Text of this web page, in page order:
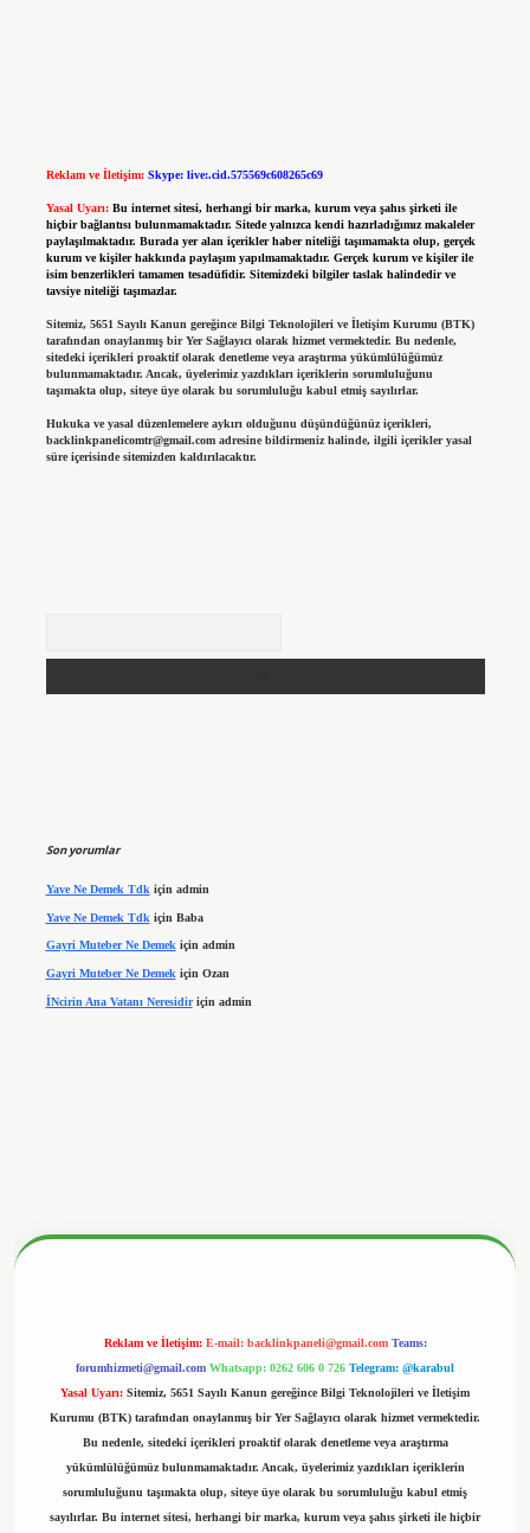
Reklam ve İletişim: Skype: live:.cid.575569c608265c69
Yasal Uyarı: Bu internet sitesi, herhangi bir marka, kurum veya şahıs şirketi ile
hiçbir bağlantısı bulunmamaktadır. Sitede yalnızca kendi hazırladığımız makaleler
paylaşılmaktadır. Burada yer alan içerikler haber niteliği taşımamakta olup, gerçek
kurum ve kişiler hakkında paylaşım yapılmamaktadır. Gerçek kurum ve kişiler ile
isim benzerlikleri tamamen tesadüfidir. Sitemizdeki bilgiler taslak halindedir ve
tavsiye niteliği taşımazlar.
Sitemiz, 5651 Sayılı Kanun gereğince Bilgi Teknolojileri ve İletişim Kurumu (BTK)
tarafından onaylanmış bir Yer Sağlayıcı olarak hizmet vermektedir. Bu nedenle,
sitedeki içerikleri proaktif olarak denetleme veya araştırma yükümlülüğümüz
bulunmamaktadır. Ancak, üyelerimiz yazdıkları içeriklerin sorumluluğunu
taşımakta olup, siteye üye olarak bu sorumluluğu kabul etmiş sayılırlar.
Hukuka ve yasal düzenlemelere aykırı olduğunu düşündüğünüz içerikleri,
backlinkpanelicomtr@gmail.comadresine bildirmeniz halinde, ilgili içerikler yasal
süre içerisinde sitemizden kaldırılacaktır.
Son yorumlar
Yave Ne Demek Tdk için admin
Yave Ne Demek Tdk için Baba
Gayri Muteber Ne Demekiçin admin
Gayri Muteber Ne Demek için Ozan
İNcirin Ana Vatanı Neresidiriçin admin
Reklam ve İletişim: E-mail: backlinkpaneli@gmail.com Teams:
forumhizmeti@gmail.com Whatsapp: 0262 606 0 726 Telegram: @karabul
Yasal Uyarı: Sitemiz, 5651 Sayılı Kanun gereğince Bilgi Teknolojileri ve İletişim
Kurumu (BTK) tarafından onaylanmış bir Yer Sağlayıcı olarak hizmet vermektedir.
Bu nedenle, sitedeki içerikleri proaktif olarak denetleme veya araştırma
yükümlülüğümüz bulunmamaktadır. Ancak, üyelerimiz yazdıkları içeriklerin
sorumluluğunu taşımakta olup, siteye üye olarak bu sorumluluğu kabul etmiş
sayılırlar. Bu internet sitesi, herhangi bir marka, kurum veya şahıs şirketi ile hiçbir